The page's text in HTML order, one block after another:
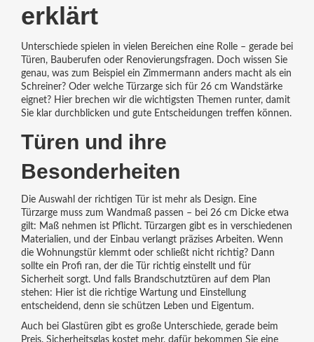
erklärt
Unterschiede spielen in vielen Bereichen eine Rolle – gerade bei
Türen, Bauberufen oder Renovierungsfragen. Doch wissen Sie
genau, was zum Beispiel ein Zimmermann anders macht als ein
Schreiner? Oder welche Türzarge sich für 26 cm Wandstärke
eignet? Hier brechen wir die wichtigsten Themen runter, damit
Sie klar durchblicken und gute Entscheidungen treffen können.
Türen und ihre
Besonderheiten
Die Auswahl der richtigen Tür ist mehr als Design. Eine
Türzarge muss zum Wandmaß passen – bei 26 cm Dicke etwa
gilt: Maß nehmen ist Pflicht. Türzargen gibt es in verschiedenen
Materialien, und der Einbau verlangt präzises Arbeiten. Wenn
die Wohnungstür klemmt oder schließt nicht richtig? Dann
sollte ein Profi ran, der die Tür richtig einstellt und für
Sicherheit sorgt. Und falls Brandschutztüren auf dem Plan
stehen: Hier ist die richtige Wartung und Einstellung
entscheidend, denn sie schützen Leben und Eigentum.
Auch bei Glastüren gibt es große Unterschiede, gerade beim
Preis. Sicherheitsglas kostet mehr, dafür bekommen Sie eine